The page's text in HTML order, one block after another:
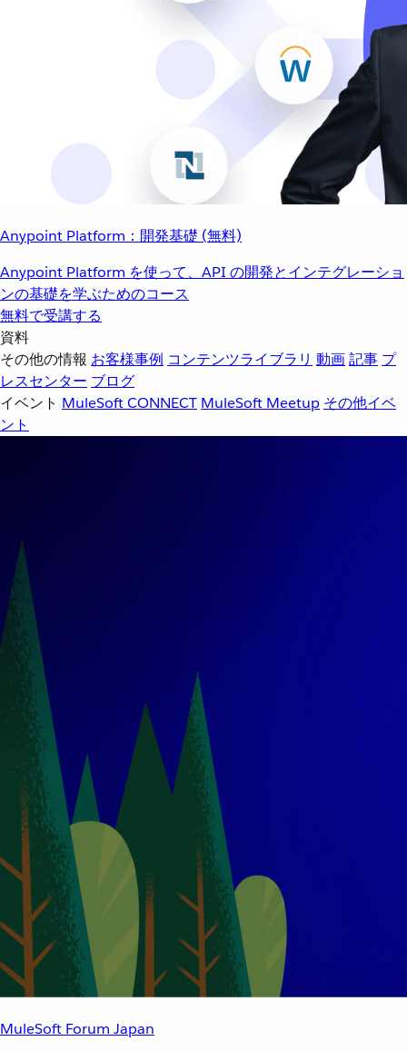
Anypoint Platform：開発基礎 (無料)
Anypoint Platform を使って、API の開発とインテグレーショ
ンの基礎を学ぶためのコース
無料で受講する
資料
その他の情報 お客様事例 コンテンツライブラリ 動画記事 プ
レスセンター ブログ
イベント MuleSoft CONNECT MuleSoft Meetup その他イベ
ント
MuleSoft Forum Japan